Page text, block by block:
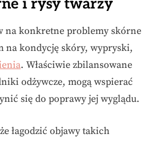
i rysy twarzy
na konkretne problemy skórne
na kondycję skóry, wypryski,
. Właściwie zbilansowane
odżywcze, mogą wspierać
się do poprawy jej wyglądu.
łagodzić objawy takich